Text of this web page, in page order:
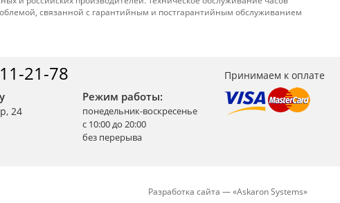
связанной с гарантийным и постгарантийным обслуживанием
21-78
Режим работы:
понедельник-воскресенье
с 10:00 до 20:00
без перерыва
24
Принимаем к оплате
Разработка сайта —«Askaron Systems»